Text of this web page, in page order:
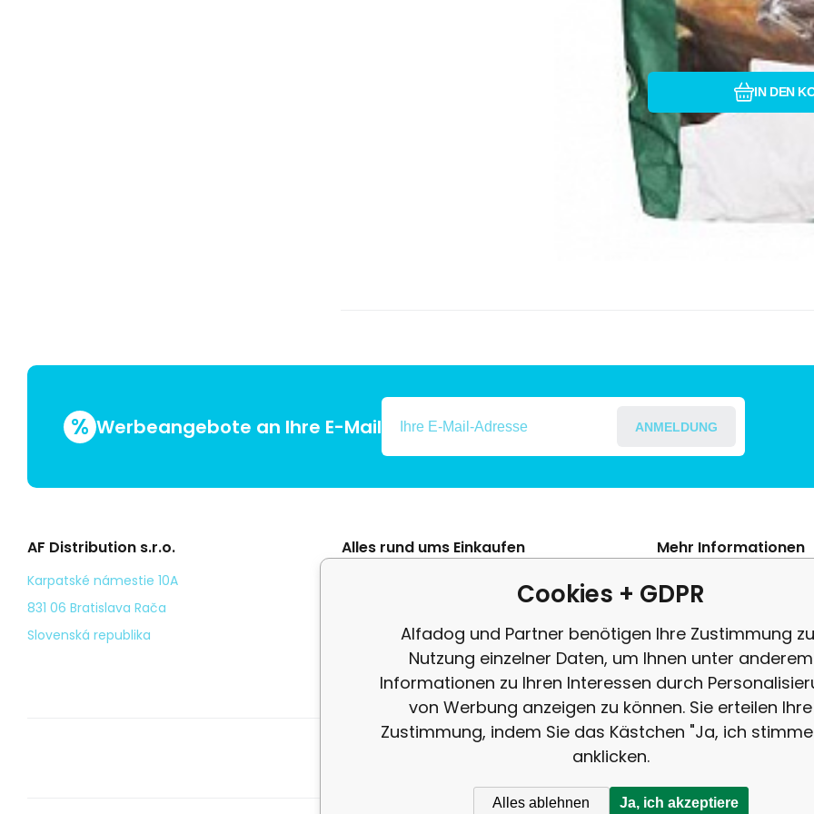
IN DEN
% Werbeangebote an Ihre E-Mail ANMELDUNG
AF Distribution s.r.o.
Karpatské námestie 10A
831 06 Bratislava Rača
Slovenská republika
Alles rund ums Einkaufen
Személyes adatok védelme
Kézbesítés
Mehr Informationen
Beschwerde
Rezension
Cookies + GDPR
Alfadog und Partner benötigen Ihre Zustimmung
Nutzung einzelner Daten, um Ihnen unter anderem
Informationen zu Ihren Interessen durch
von Werbung anzeigen zu können. Sie erteilen Ihre
Zustimmung, indem Sie das Kästchen "Ja, ich
anklicken.
Alles ablehnen Ja, ich akzeptiere